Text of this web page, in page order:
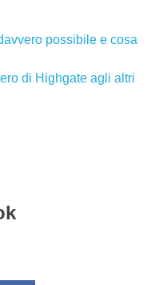
possibile e cosa
di Highgate agli altri